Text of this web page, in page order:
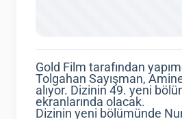
Gold Film tarafından
Tolgahan Sayışman,
alıyor. Dizinin 49. yeni
ekranlarında olacak.
Dizinin yeni bölümünde